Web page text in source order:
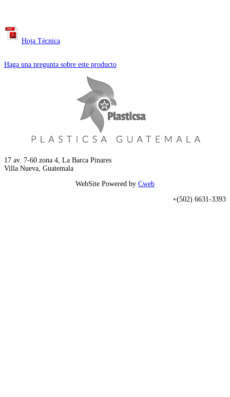
Hoja Técnica
Haga una pregunta sobre este producto
17 av. 7-60 zona 4, La Barca Pinares
Villa Nueva, Guatemala
WebSite Powered by Cweb
+(502) 6631-3393